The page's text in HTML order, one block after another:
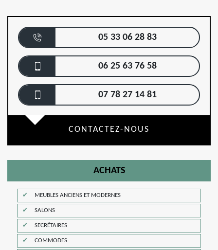
05 33 06 28 83
06 25 63 76 58
07 78 27 14 81
CONTACTEZ-NOUS
ACHATS
MEUBLES ANCIENS ET MODERNES
SALONS
SECRÉTAIRES
COMMODES